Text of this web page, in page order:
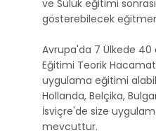
ve Sülük eğitimi
gösterebilecek
Avrupa'da 7 Ülkede
Eğitimi Teorik
uygulama eğitimi
Hollanda, Belçika,
İsviçre'de size
mevcuttur.